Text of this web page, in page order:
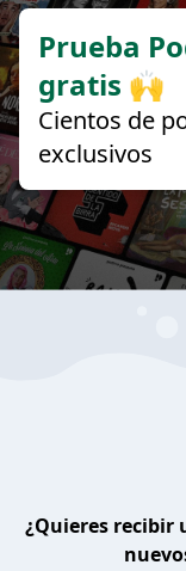
Prueba
gratis 🙌
Cientos de
exclusivos
¿Quieres recibir